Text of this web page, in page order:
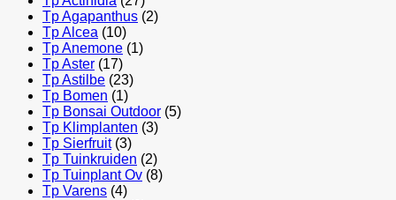
Tp Agapanthus (2)
Tp Alcea (10)
Tp Anemone (1)
Tp Aster (17)
Tp Astilbe (23)
Tp Bomen (1)
Tp Bonsai Outdoor (5)
Tp Klimplanten (3)
Tp Sierfruit (3)
Tp Tuinkruiden (2)
Tp Tuinplant Ov (8)
Tp Varens (4)